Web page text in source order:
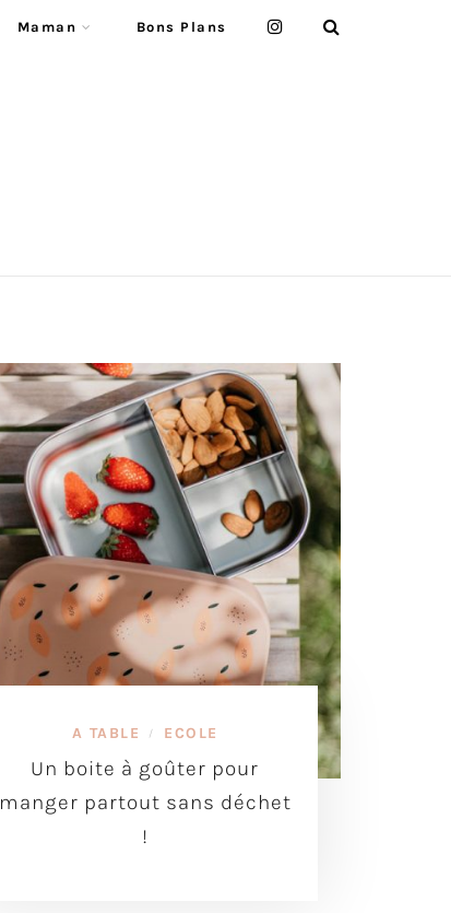
Maman Bons Plans
A TABLE / ECOLE
Un boite à goûter pour
manger partout sans déchet
!